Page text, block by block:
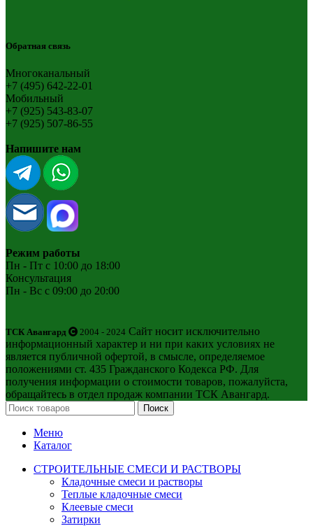
Обратная связь
Многоканальный
+7 (495) 642-22-01
Мобильный
+7 (925) 543-83-07
+7 (925) 507-86-55
Напишите нам
Режим работы
Пн - Пт с 10:00 до 18:00
Консультация
Пн - Вс с 09:00 до 20:00
ТСК Авангард 2004 - 2024 Сайт носит исключительно
информационный характер и ни при каких условиях не
является публичной офертой, в смысле, определяемое
положениями ст. 435 Гражданского Кодекса РФ. Для
получения информации о стоимости товаров, пожалуйста,
обращайтесь в отдел продаж компании ТСК Авангард.
Поиск
Меню
Каталог
СТРОИТЕЛЬНЫЕ СМЕСИ И РАСТВОРЫ
Кладочные смеси и растворы
Теплые кладочные смеси
Клеевые смеси
Затирки